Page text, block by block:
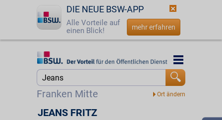
DIE NEUE BSW-APP
Alle Vorteile auf
einen Blick!
mehr erfahren
Startseite
Franken Mitte
Startseite
JEANS FRITZ